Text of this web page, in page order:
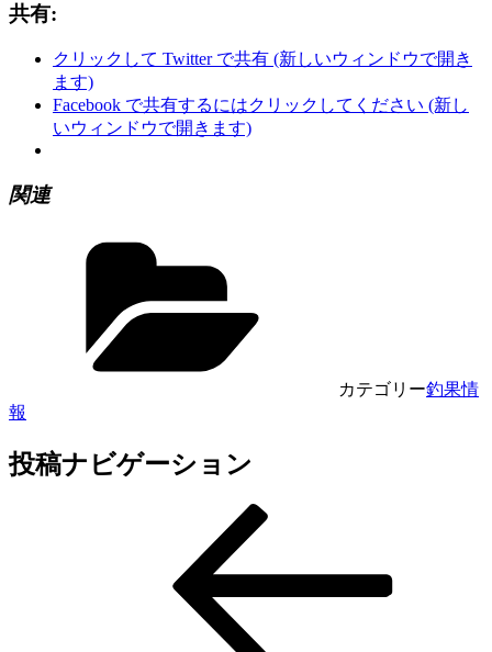
共有:
クリックして Twitter で共有 (新しいウィンドウで開き
ます)
Facebook で共有するにはクリックしてください (新し
いウィンドウで開きます)
関連
カテゴリー釣果情
報
投稿ナビゲーション